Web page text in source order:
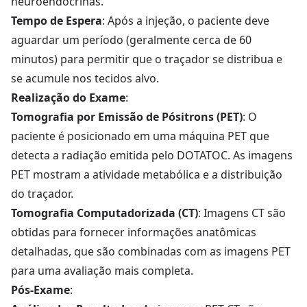
Tempo de Espera: Após a injeção, o paciente deve
aguardar um período (geralmente cerca de 60
minutos) para permitir que o traçador se distribua e
se acumule nos tecidos alvo.
Realização do Exame:
Tomografia por Emissão de Pósitrons (PET): O
paciente é posicionado em uma máquina PET que
detecta a radiação emitida pelo DOTATOC. As imagens
PET mostram a atividade metabólica e a distribuição
do traçador.
Tomografia Computadorizada (CT): Imagens CT são
obtidas para fornecer informações anatômicas
detalhadas, que são combinadas com as imagens PET
para uma avaliação mais completa.
Pós-Exame: